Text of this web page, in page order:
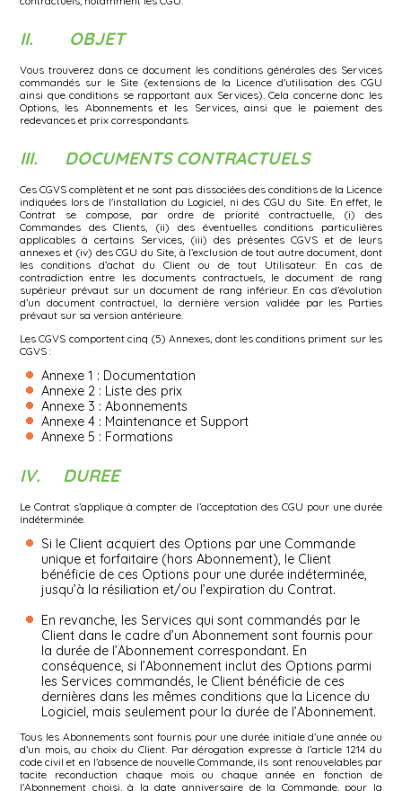
II. OBJET
Vous trouverez dans ce document les conditions générales des Services
commandés sur le Site (extensions de la Licence d'utilisation des CGU
ainsi que conditions se rapportant aux Services). Cela concerne donc les
Options, les Abonnements et les Services, ainsi que le paiement des
redevances et prix correspondants.
III. DOCUMENTS CONTRACTUELS
Ces CGVS complètent et ne sont pas dissociées des conditions de la Licence
indiquées lors de l'installation du Logiciel, ni des CGU du Site. En effet, le
Contrat se compose, par ordre de priorité contractuelle, (i) des
Commandes des Clients, (ii) des éventuelles conditions particulières
applicables à certains Services, (iii) des présentes CGVS et de leurs
annexes et (iv) des CGU du Site, à l’exclusion de tout autre document, dont
les conditions d’achat du Client ou de tout Utilisateur. En cas de
contradiction entre les documents contractuels, le document de rang
supérieur prévaut sur un document de rang inférieur. En cas d’évolution
d’un document contractuel, la dernière version validée par les Parties
prévaut sur sa version antérieure.
Les CGVS comportent cinq (5) Annexes, dont les conditions priment sur les
CGVS :
Annexe 1 : Documentation
Annexe 2 : Liste des prix
Annexe 3 : Abonnements
Annexe 4 : Maintenance et Support
Annexe 5 : Formations
IV. DUREE
Le Contrat s’applique à compter de l’acceptation des CGU pour une durée
indéterminée.
Si le Client acquiert des Options par une Commande
unique et forfaitaire (hors Abonnement), le Client
bénéficie de ces Options pour une durée indéterminée,
jusqu’à la résiliation et/ou l’expiration du Contrat.
En revanche, les Services qui sont commandés par le
Client dans le cadre d’un Abonnement sont fournis pour
la durée de l’Abonnement correspondant. En
conséquence, si l’Abonnement inclut des Options parmi
les Services commandés, le Client bénéficie de ces
dernières dans les mêmes conditions que la Licence du
Logiciel, mais seulement pour la durée de l’Abonnement.
Tous les Abonnements sont fournis pour une durée initiale d’une année ou
d’un mois, au choix du Client. Par dérogation expresse à l’article 1214 du
code civil et en l’absence de nouvelle Commande, ils sont renouvelables par
tacite reconduction chaque mois ou chaque année en fonction de
l'Abonnement choisi, à la date anniversaire de la Commande, pour la